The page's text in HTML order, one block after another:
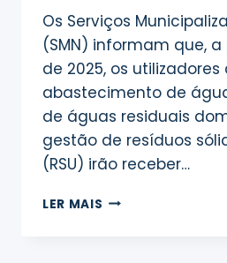
Os Serviços
(SMN) informam que,
de 2025, os
abastecimento de
de águas residuais
gestão de resíduos
(RSU) irão receber…
LER MAIS NOVA